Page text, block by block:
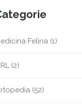
Felina (1)
(2)
(52)